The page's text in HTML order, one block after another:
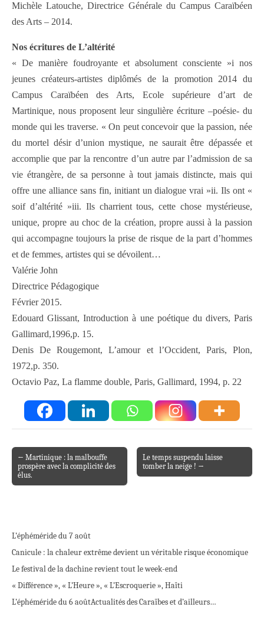
Michèle Latouche, Directrice Générale du Campus Caraïbéen
des Arts – 2014.
Nos écritures de L’altérité
« De manière foudroyante et absolument consciente »i nos
jeunes créateurs-artistes diplômés de la promotion 2014 du
Campus Caraïbéen des Arts, Ecole supérieure d’art de
Martinique, nous proposent leur singulière écriture –poésie- du
monde qui les traverse. « On peut concevoir que la passion, née
du mortel désir d’union mystique, ne saurait être dépassée et
accomplie que par la rencontre d’un autre par l’admission de sa
vie étrangère, de sa personne à tout jamais distincte, mais qui
offre une alliance sans fin, initiant un dialogue vrai »ii. Ils ont «
soif d’altérité »iii. Ils charrient tous, cette chose mystérieuse,
unique, propre au choc de la création, propre aussi à la passion
qui accompagne toujours la prise de risque de la part d’hommes
et de femmes, artistes qui se dévoilent…
Valérie John
Directrice Pédagogique
Février 2015.
Edouard Glissant, Introduction à une poétique du divers, Paris
Gallimard,1996,p. 15.
Denis De Rougemont, L’amour et l’Occident, Paris, Plon,
1972,p. 350.
Octavio Paz, La flamme double, Paris, Gallimard, 1994, p. 22
Post navigation
← Martinique : la malbouffe
prospère avec la complicité des
élus.
Le temps suspendu laisse
tomber la neige ! →
L’éphéméride du 7 août
Canicule : la chaleur extrême devient un véritable risque économique
Le festival de la dachine revient tout le week-end
« Différence », « L’Heure », « L’Escroquerie », Haïti
L’éphéméride du 6 aoûtActualités des Caraïbes et d’ailleurs…